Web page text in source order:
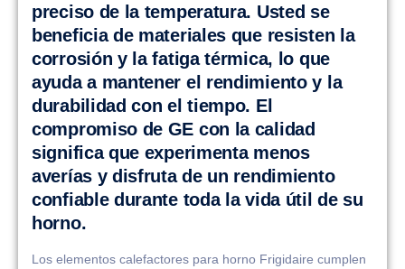
preciso de la temperatura. Usted se
beneficia de materiales que resisten la
corrosión y la fatiga térmica, lo que
ayuda a mantener el rendimiento y la
durabilidad con el tiempo. El
compromiso de GE con la calidad
significa que experimenta menos
averías y disfruta de un rendimiento
confiable durante toda la vida útil de su
horno.
Los elementos calefactores para horno Frigidaire cumplen